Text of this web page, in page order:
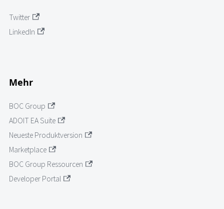
Twitter
LinkedIn
Mehr
BOC Group
ADOIT EA Suite
Neueste Produktversion
Marketplace
BOC Group Ressourcen
Developer Portal